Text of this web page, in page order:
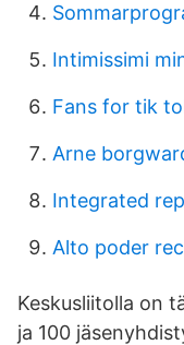
Intimissimi
Fans for tik
Arne
Integrated
Alto poder
Keskusliitolla on
ja 100